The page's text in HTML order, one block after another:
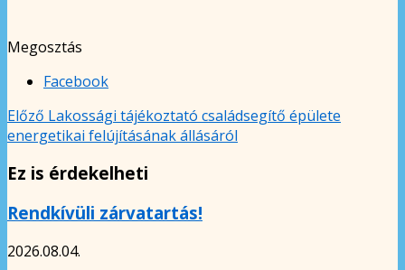
Megosztás
Facebook
Előző Lakossági tájékoztató családsegítő épülete
energetikai felújításának állásáról
Ez is érdekelheti
Rendkívüli zárvatartás!
2026.08.04.